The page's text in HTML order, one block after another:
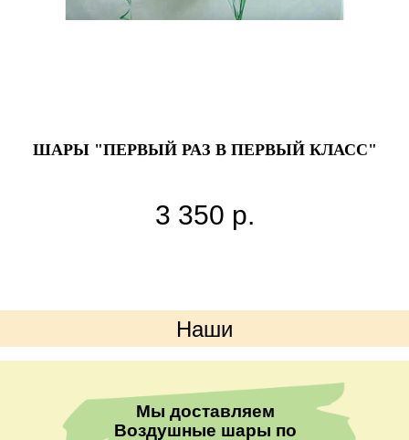
ШАРЫ "ПЕРВЫЙ РАЗ В ПЕРВЫЙ КЛАСС"
3 350 р.
Наши
преимущества
Мы доставляем
Воздушные шары по